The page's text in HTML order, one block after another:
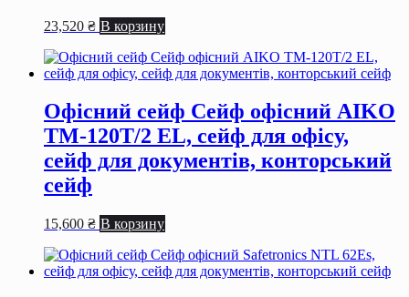
23,520 ₴ В корзину
Офісний сейф Сейф офiсний AIKO
TM-120T/2 EL, сейф для офiсу,
сейф для документiв, конторський
сейф
15,600 ₴ В корзину